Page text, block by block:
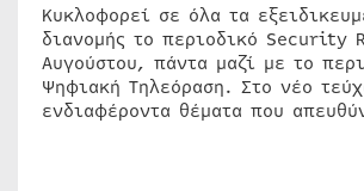
Κυκλοφορεί σε όλα τα
διανομής το περιοδικό Security
Αυγούστου, πάντα μαζί με το
Ψηφιακή Τηλεόραση. Στο νέο
ενδιαφέροντα θέματα που